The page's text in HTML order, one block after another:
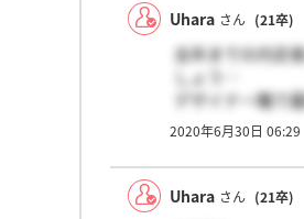
Uhara さん (21卒)
去年までの内定
しょう…
デザイナー職で
私は今日面接を
2020年6月30日 06:29
Uhara さん (21卒)